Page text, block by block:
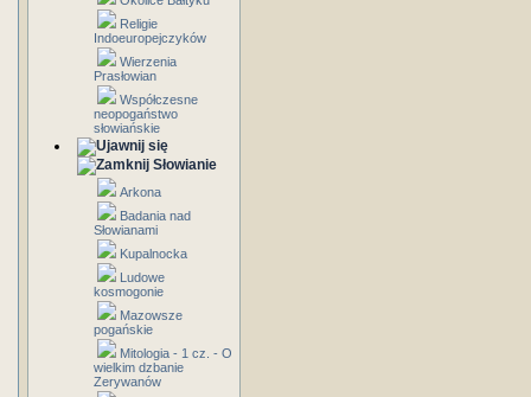
Religie
Indoeuropejczyków
Wierzenia
Prasłowian
Współczesne
neopogaństwo
słowiańskie
Słowianie
Arkona
Badania nad
Słowianami
Kupalnocka
Ludowe
kosmogonie
Mazowsze
pogańskie
Mitologia - 1 cz. - O
wielkim dzbanie
Zerywanów